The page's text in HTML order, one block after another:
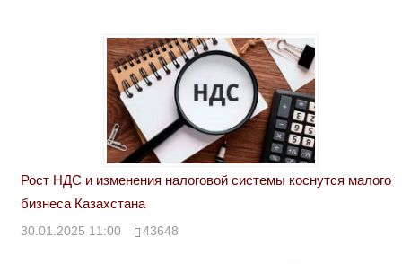
Рост НДС и изменения налоговой системы коснутся малого
бизнеса Казахстана
30.01.2025 11:00 43648